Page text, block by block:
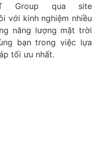
Group qua site
với kinh nghiệm nhiều
năng lượng mặt trời
bạn trong việc lựa
tối ưu nhất.